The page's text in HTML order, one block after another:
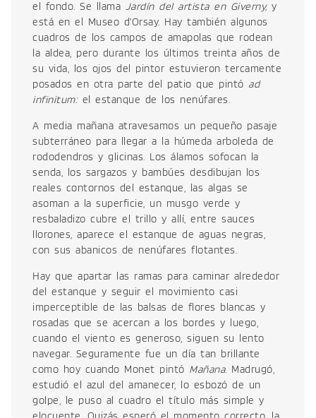
el fondo. Se llama Jardín del artista en Giverny,y
está en el Museo d’Orsay. Hay también algunos
cuadros de los campos de amapolas que rodean
la aldea, pero durante los últimos treinta años de
su vida, los ojos del pintor estuvieron tercamente
posados en otra parte del patio que pintó ad
infinitum:el estanque de los nenúfares.
A media mañana atravesamos un pequeño pasaje
subterráneo para llegar a la húmeda arboleda de
rododendros y glicinas. Los álamos sofocan la
senda, los sargazos y bambúes desdibujan los
reales contornos del estanque, las algas se
asoman a la superficie, un musgo verde y
resbaladizo cubre el trillo y allí, entre sauces
llorones, aparece el estanque de aguas negras,
con sus abanicos de nenúfares flotantes.
Hay que apartar las ramas para caminar alrededor
del estanque y seguir el movimiento casi
imperceptible de las balsas de flores blancas y
rosadas que se acercan a los bordes y luego,
cuando el viento es generoso, siguen su lento
navegar. Seguramente fue un día tan brillante
como hoy cuando Monet pintó Mañana. Madrugó,
estudió el azul del amanecer, lo esbozó de un
golpe, le puso al cuadro el título más simple y